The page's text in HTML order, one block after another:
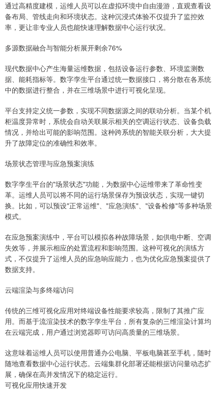
通过高精度建模，运维人员可以在虚拟环境中自由漫游，直观查看设
备布局、管线走向和环境状态。这种沉浸式体验不仅提升了监控效
率，更让非专业人员也能快速理解数据中心运行状况。
多源数据融合与智能分析展开剩余76%
现代数据中心产生海量运维数据，包括设备运行参数、环境监测数
据、能耗指标等。数字孪生平台通过统一数据接口，将分散在各系统
中的数据进行整合，并在三维场景中进行可视化呈现。
平台支持定义统一参数，实现不同数据源之间的联动分析。当某个机
柜温度异常时，系统会自动关联展示相关的空调运行状态、设备负载
情况，并给出可能的影响范围。这种跨系统的智能关联分析，大大提
升了故障定位的准确性和效率。
场景状态管理与应急预案演练
数字孪生平台的"场景状态"功能，为数据中心运维带来了革命性变
革。运维人员可以将不同的运行场景保存为预设状态，实现一键切
换。比如，可以预设"正常运维"、"应急演练"、"设备检修"等多种场景
模式。
在应急预案演练中，平台可以模拟各种故障场景，如供电中断、空调
失效等，并展示相应的处置流程和影响范围。这种可视化的演练方
式，不仅提升了运维人员的应急响应能力，也为优化应急预案提供了
数据支持。
云端渲染与多终端访问
传统的三维可视化应用对终端设备性能要求较高，限制了其推广应
用。而基于流渲染技术的数字孪生平台，所有复杂的三维渲染计算均
在云端完成，用户通过浏览器即可访问高质量的三维场景。
这意味着运维人员可以使用普通办公电脑、平板电脑甚至手机，随时
随地查看数据中心运行状态。云端集群化部署还能根据访问量动态扩
展，确保在高并发情况下的稳定运行。
可视化应用快速开发